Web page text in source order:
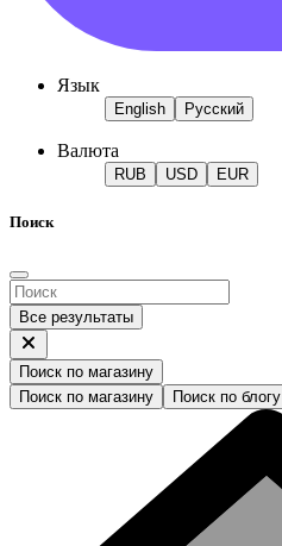
Язык
English Русский
Валюта
RUB USD EUR
Поиск
Все результаты
Поиск по магазину
Поиск по магазину
Поиск по блогу